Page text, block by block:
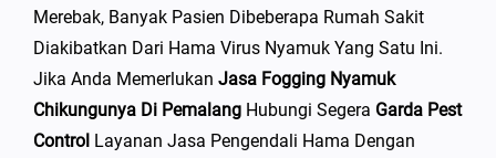
Merebak, Banyak Pasien Dibeberapa Rumah Sakit
Diakibatkan Dari Hama Virus Nyamuk Yang Satu Ini.
Jika Anda Memerlukan Jasa Fogging Nyamuk
Chikungunya Di Pemalang Hubungi Segera Garda Pest
Control Layanan Jasa Pengendali Hama Dengan